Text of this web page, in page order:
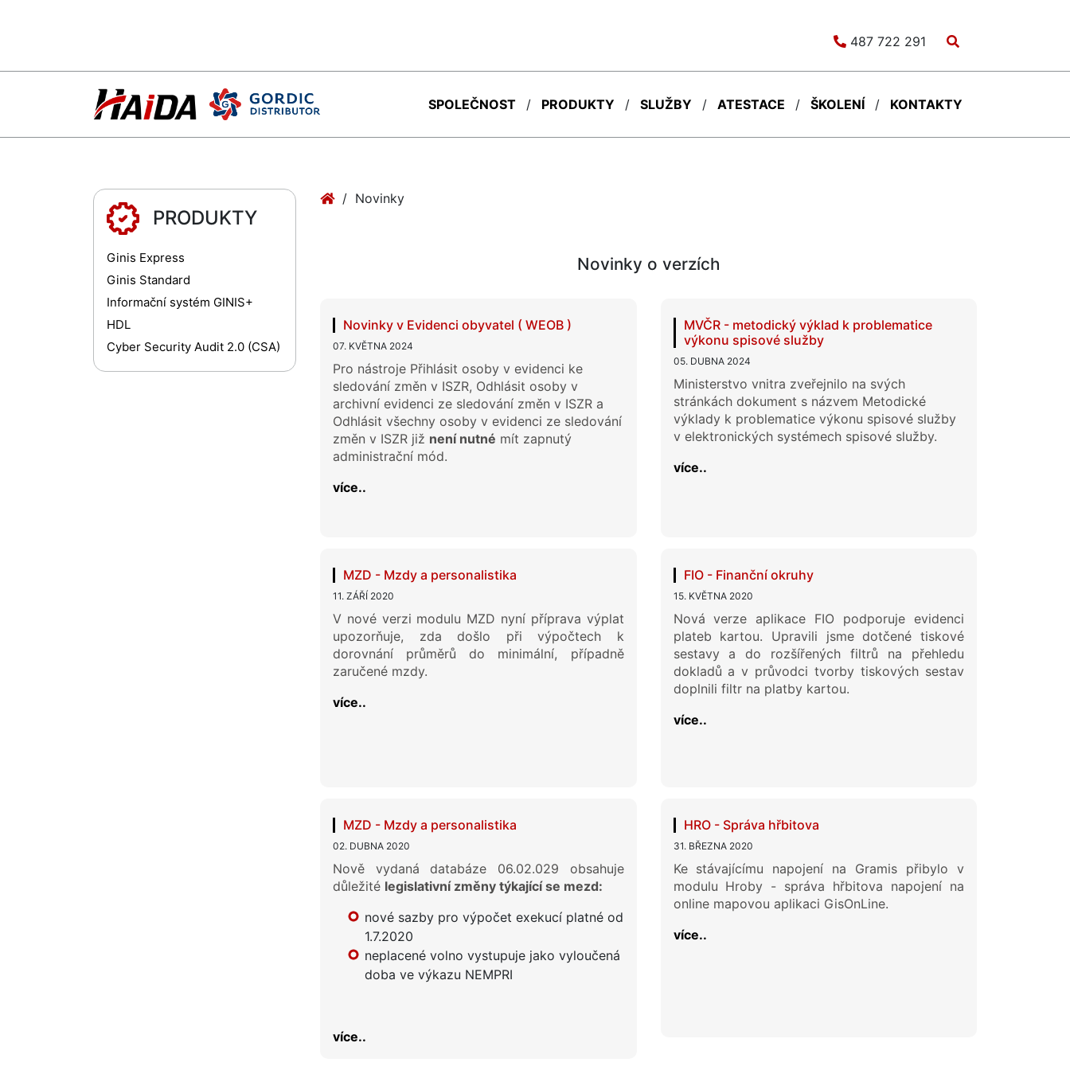
487 722 291
SPOLEČNOST PRODUKTY SLUŽBY ATESTACE ŠKOLENÍ KONTAKTY
PRODUKTY
Ginis Express
Ginis Standard
Informační systém GINIS+
HDL
Cyber Security Audit 2.0 (CSA)
Novinky
Novinky o verzích
Novinky v Evidenci obyvatel ( WEOB )
07. KVĚTNA 2024
Pro nástroje Přihlásit osoby v evidenci ke
sledování změn v ISZR, Odhlásit osoby v
archivní evidenci ze sledování změn v ISZR a
Odhlásit všechny osoby v evidenci ze sledování
změn v ISZR již není nutné mít zapnutý
administrační mód.
více..
MVČR - metodický výklad k problematice
výkonu spisové služby
05. DUBNA 2024
Ministerstvo vnitra zveřejnilo na svých
stránkách dokument s názvem Metodické
výklady k problematice výkonu spisové služby
v elektronických systémech spisové služby.
více..
MZD - Mzdy a personalistika
11. ZÁŘÍ 2020
V nové verzi modulu MZD nyní příprava výplat
upozorňuje, zda došlo při výpočtech k
dorovnání průměrů do minimální, případně
zaručené mzdy.
více..
FIO - Finanční okruhy
15. KVĚTNA 2020
Nová verze aplikace FIO podporuje evidenci
plateb kartou. Upravili jsme dotčené tiskové
sestavy a do rozšířených filtrů na přehledu
dokladů a v průvodci tvorby tiskových sestav
doplnili filtr na platby kartou.
více..
MZD - Mzdy a personalistika
02. DUBNA 2020
Nově vydaná databáze 06.02.029 obsahuje
důležité legislativní změny týkající se mezd:
nové sazby pro výpočet exekucí platné od
1.7.2020
neplacené volno vystupuje jako vyloučená
doba ve výkazu NEMPRI
více..
HRO - Správa hřbitova
31. BŘEZNA 2020
Ke stávajícímu napojení na Gramis přibylo v
modulu Hroby - správa hřbitova napojení na
online mapovou aplikaci GisOnLine.
více..